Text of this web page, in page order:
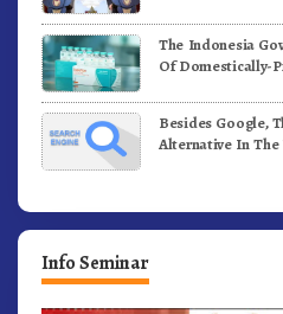
The Indonesia
Of Domestically-
Besides Google,
Alternative In
Info Seminar